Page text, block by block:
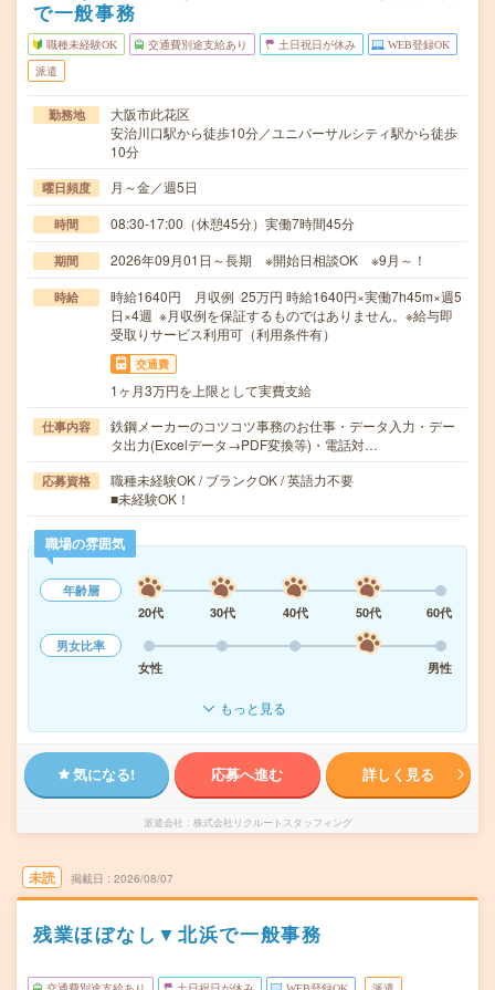
で一般事務
職種未経験OK 交通費別途支給あり 土日祝日が休み WEB登録OK
派遣
勤務地
大阪市此花区
安治川口駅から徒歩10分／ユニバーサルシティ駅から徒歩
10分
曜日頻度 月～金／週5日
時間 08:30-17:00（休憩45分）実働7時間45分
期間 2026年09月01日～長期 ※開始日相談OK ※9月～！
時給
時給1640円 月収例 25万円 時給1640円×実働7h45m×週5
日×4週 ※月収例を保証するものではありません。※給与即
受取りサービス利用可（利用条件有）
交通費
1ヶ月3万円を上限として実費支給
仕事内容
鉄鋼メーカーのコツコツ事務のお仕事・データ入力・デー
タ出力(Excelデータ→PDF変換等)・電話対…
応募資格
職種未経験OK / ブランクOK / 英語力不要
■未経験OK！
職場の雰囲気
年齢層
20代
30代 40代 50代
60代
男女比率
女性
男性
もっと見る
気になる! 応募へ進む 詳しく見る
派遣会社 株式会社リクルートスタッフィング
未読 掲載日 2026/08/07
残業ほぼなし▼北浜で一般事務
交通費別途支給あり 土日祝日が休み WEB登録OK 派遣